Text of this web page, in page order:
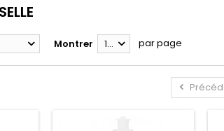
Montrer 12 par page